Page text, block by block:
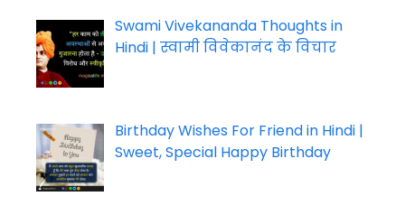
Swami Vivekananda Thoughts in
Hindi | स्वामी विवेकानंद के विचार
Birthday Wishes For Friend in Hindi |
Sweet, Special Happy Birthday